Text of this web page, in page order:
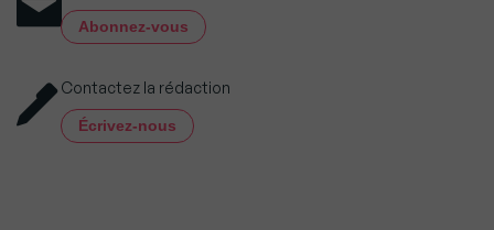
Abonnez-vous
Contactez la rédaction
Écrivez-nous